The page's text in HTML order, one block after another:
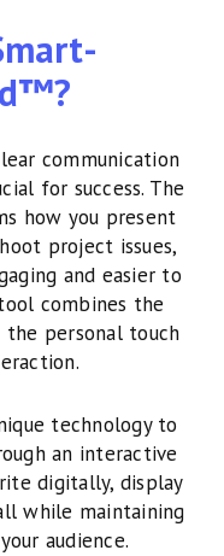
communication
for success. The
how you present
project issues,
and easier to
combines the
personal touch
technology to
an interactive
digitally, display
while maintaining
audience.